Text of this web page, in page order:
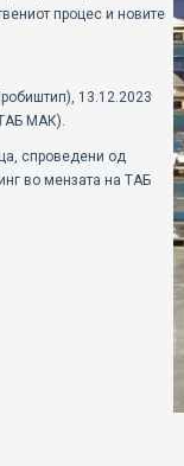
процес и новите
13.12.2023
ТАБ МАК).
спроведени од
во мензата на ТАБ